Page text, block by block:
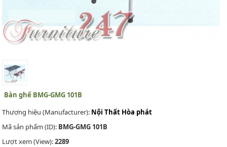
Bàn ghế BMG-GMG 101B
Thương hiệu (Manufacturer): Nội Thất Hòa phát
Mã sản phẩm (ID): BMG-GMG 101B
Lượt xem (View):2289